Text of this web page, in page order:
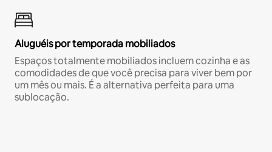
Aluguéis por temporada mobiliados
Espaços totalmente mobiliados incluem cozinha e as
comodidades de que você precisa para viver bem por
um mês ou mais. É a alternativa perfeita para uma
sublocação.